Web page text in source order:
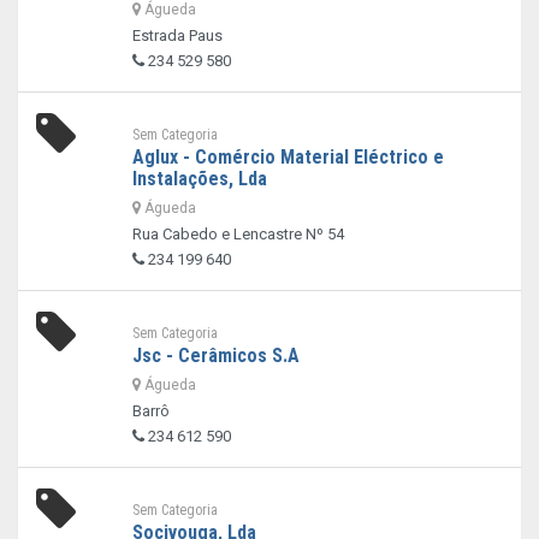
Águeda
Estrada Paus
234 529 580
Sem Categoria
Aglux - Comércio Material Eléctrico e
Instalações, Lda
Águeda
Rua Cabedo e Lencastre Nº 54
234 199 640
Sem Categoria
Jsc - Cerâmicos S.A
Águeda
Barrô
234 612 590
Sem Categoria
Socivouga, Lda